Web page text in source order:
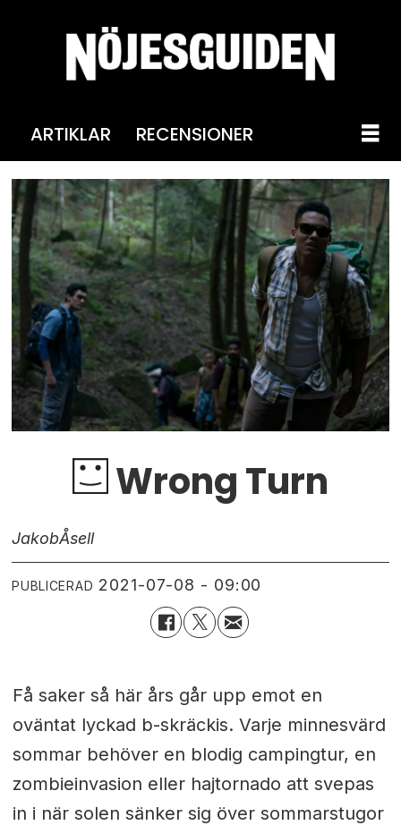
ARTIKLAR RECENSIONER
Wrong Turn
JakobÅsell
PUBLICERAD 2021-07-08 - 09:00
Få saker så här års går upp emot en
oväntat lyckad b-skräckis. Varje minnesvärd
sommar behöver en blodig campingtur, en
zombieinvasion eller hajtornado att svepas
in i när solen sänker sig över sommarstugor